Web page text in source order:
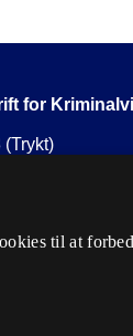
for
(Trykt)
til at